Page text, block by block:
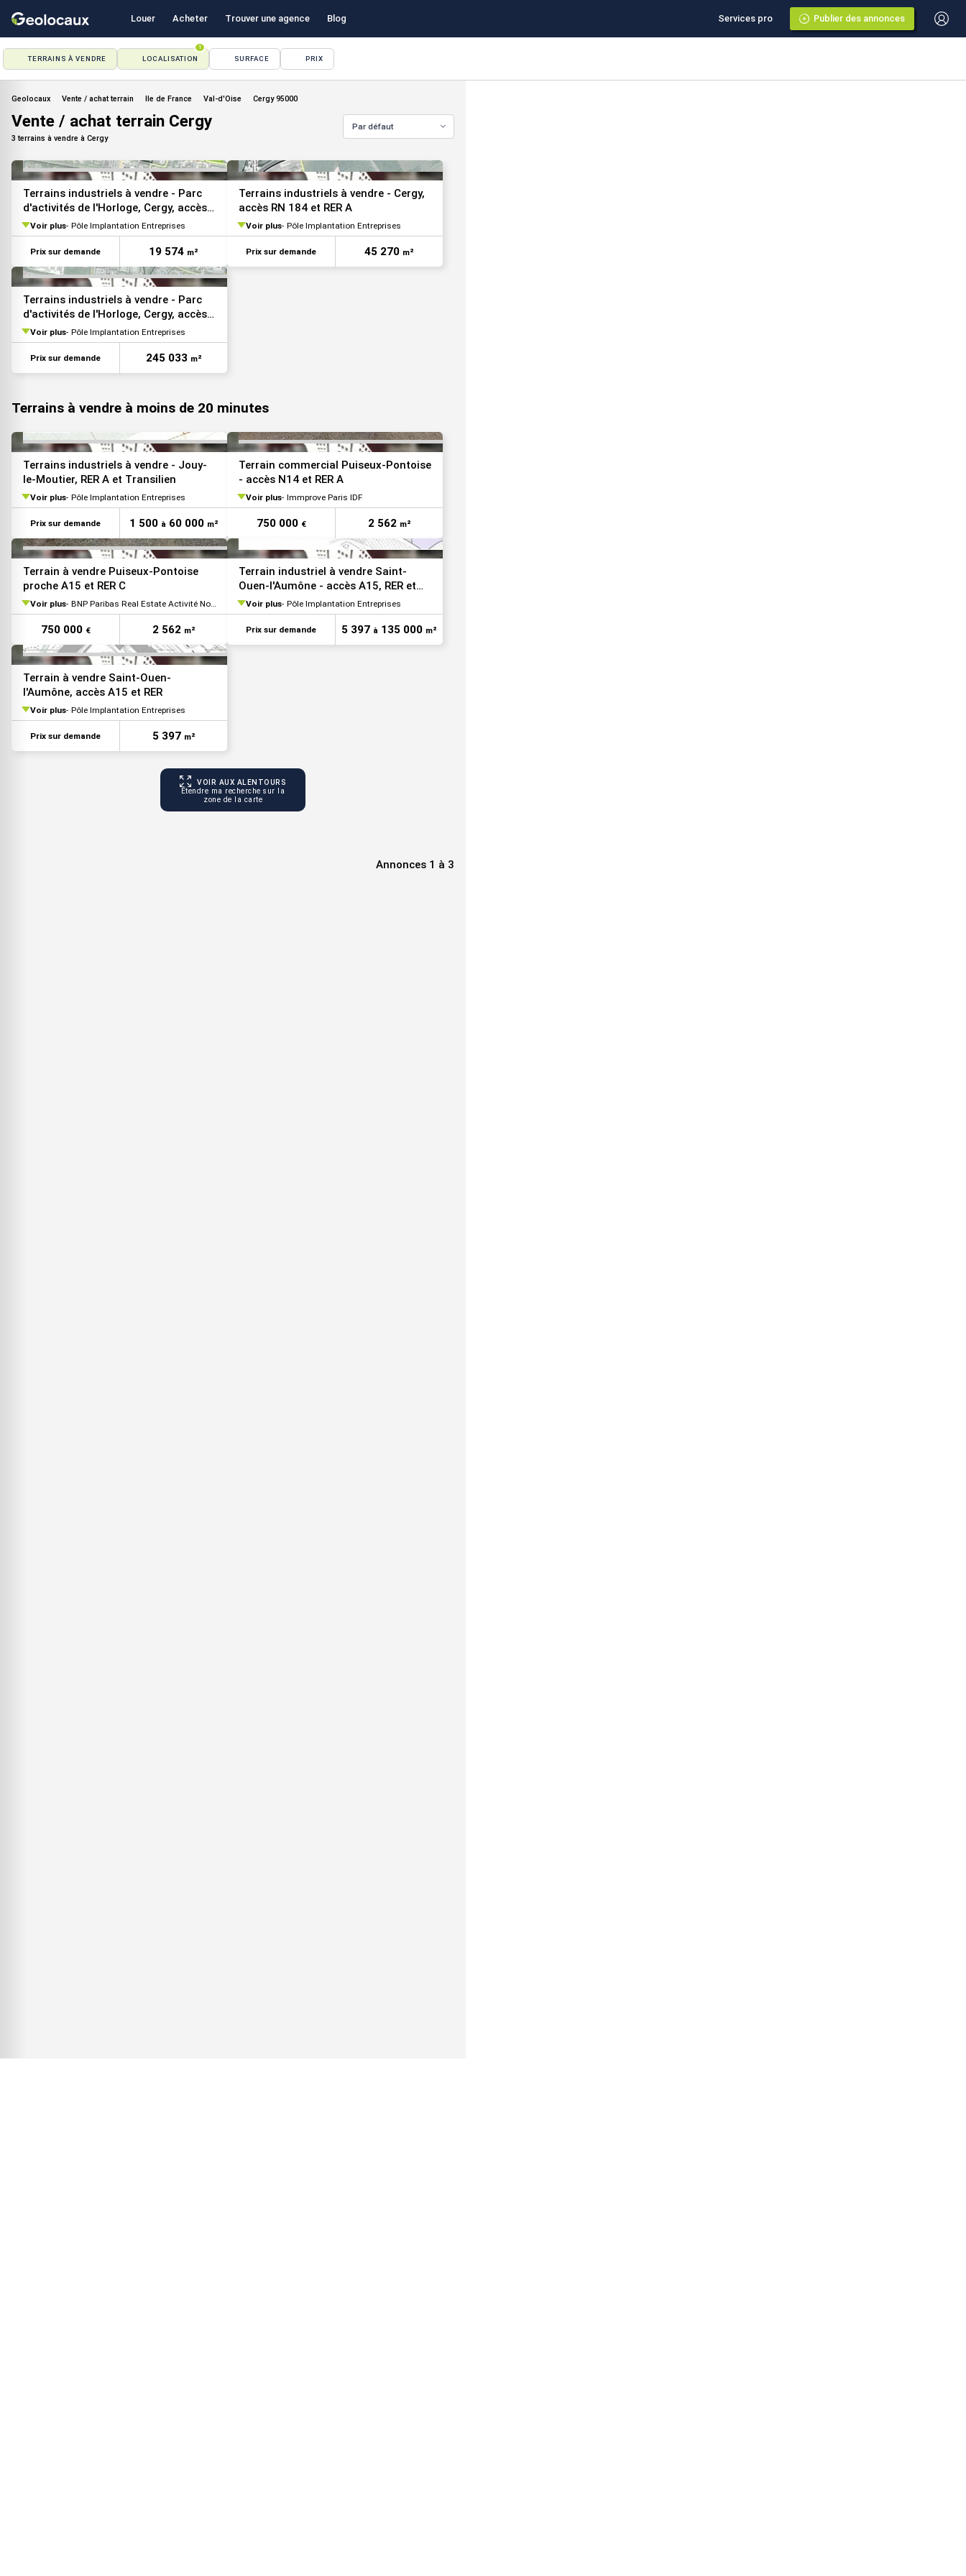
Louer Acheter Trouver une agence Blog Services pro Publier des annonces
TERRAINS À VENDRE LOCALISATION
1
SURFACE PRIX
Geolocaux Vente / achat terrain Ile de France Val-d'Oise Cergy 95000
Vente / achat terrain Cergy
3 terrains à vendre à Cergy
Par défaut
VOIR TOUTES LES PHOTOS
Terrains industriels à vendre - Parc
d'activités de l'Horloge, Cergy, accès
A15 et RER
Voir plus Pôle Implantation Entreprises
Prix sur demande 19 574 m²
Terrains industriels à vendre - Cergy,
accès RN 184 et RER A
Voir plus Pôle Implantation Entreprises
Prix sur demande 45 270 m²
VOIR TOUTES LES PHOTOS
Terrains industriels à vendre - Parc
d'activités de l'Horloge, Cergy, accès
A15 et RER
Voir plus Pôle Implantation Entreprises
Prix sur demande 245 033 m²
Terrains à vendre à moins de 20 minutes
VOIR TOUTES LES PHOTOS
Terrains industriels à vendre - Jouy-
le-Moutier, RER A et Transilien
Voir plus Pôle Implantation Entreprises
Prix sur demande 1 500 à60 000 m²
Terrain commercial Puiseux-Pontoise
- accès N14 et RER A
Voir plus Immprove Paris IDF
750 000 € 2 562 m²
VOIR TOUTES LES PHOTOS
Terrain à vendre Puiseux-Pontoise
proche A15 et RER C
Voir plus BNP Paribas Real Estate Activité Nord, Est, Ouest IDF
750 000 € 2 562 m²
Terrain industriel à vendre Saint-
Ouen-l'Aumône - accès A15, RER et
Transilien
Voir plus Pôle Implantation Entreprises
Prix sur demande 5 397 à 135 000 m²
VOIR TOUTES LES PHOTOS
Terrain à vendre Saint-Ouen-
l'Aumône, accès A15 et RER
Voir plus Pôle Implantation Entreprises
Prix sur demande 5 397 m²
VOIR AUX ALENTOURS
Étendre ma recherche sur la
zone de la carte
Annonces 1 à 3